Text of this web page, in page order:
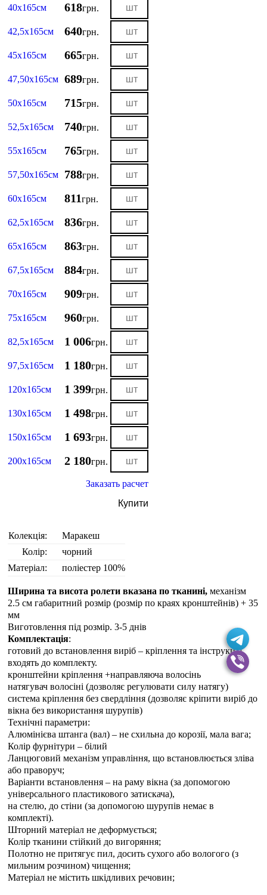
40х165см
618грн.
42,5х165см 640грн.
45х165см 665грн.
47,50х165см 689грн.
50х165см 715грн.
52,5х165см 740грн.
55х165см 765грн.
57,50х165см 788грн.
60х165см 811грн.
62,5х165см 836грн.
65х165см 863грн.
67,5х165см 884грн.
70х165см 909грн.
75х165см 960грн.
82,5х165см 1 006грн.
97,5х165см 1 180грн.
120х165см 1 399грн.
130х165см 1 498грн.
150х165см 1 693грн.
200х165см 2 180грн.
Заказать расчет
Купити
Колекція:
Маракеш
Колір:
чорний
Матеріал:
поліестер 100%
Ширина та висота ролети вказана по тканині, механізм
2.5 см габаритний розмір (розмір по краях кронштейнів) + 35
мм
Виготовлення під розмір. 3-5 днiв
Комплектація:
готовий до встановлення виріб – кріплення та інструкція
входять до комплекту.
кронштейни кріплення +направляюча волосінь
натягувач волосіні (дозволяє регулювати силу натягу)
система кріплення без свердління (дозволяє кріпити виріб до
вікна без використання шурупів)
Технічні параметри:
Алюмінієва штанга (вал) – не схильна до корозії, мала вага;
Колір фурнітури – білий
Ланцюговий механізм управління, що встановлюється зліва
або праворуч;
Варіанти встановлення – на раму вікна (за допомогою
універсального пластикового затискача),
на стелю, до стіни (за допомогою шурупів немає в
комплекті).
Шторний матеріал не деформується;
Колір тканини стійкий до вигоряння;
Полотно не притягує пил, досить сухого або вологого (з
мильним розчином) чищення;
Матеріал не містить шкідливих речовин;